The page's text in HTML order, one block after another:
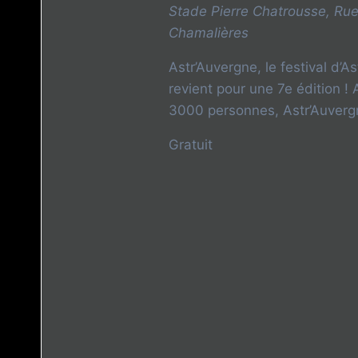
Stade Pierre Chatrousse,
Chamalières
Astr’Auvergne, le festival
revient pour une 7e édition !
3000 personnes,
Gratuit